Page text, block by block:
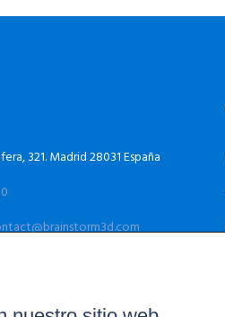
321. Madrid 28031 España